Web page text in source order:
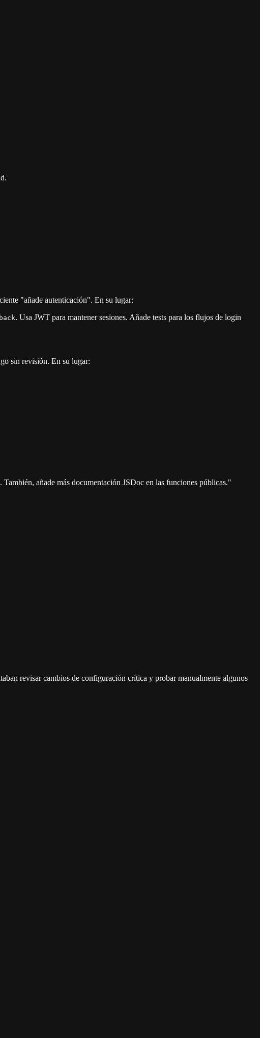
"añade autenticación". En su lugar:
. Usa JWT para mantener sesiones. Añade tests para los flujos de login
sin revisión. En su lugar:
añade más documentación JSDoc en las funciones públicas."
revisar cambios de configuración crítica y probar manualmente algunos